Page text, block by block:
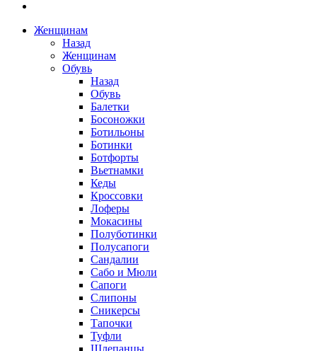
Женщинам
Назад
Женщинам
Обувь
Назад
Обувь
Балетки
Босоножки
Ботильоны
Ботинки
Ботфорты
Вьетнамки
Кеды
Кроссовки
Лоферы
Мокасины
Полуботинки
Полусапоги
Сандалии
Сабо и Мюли
Сапоги
Слипоны
Сникерсы
Тапочки
Туфли
Шлепанцы